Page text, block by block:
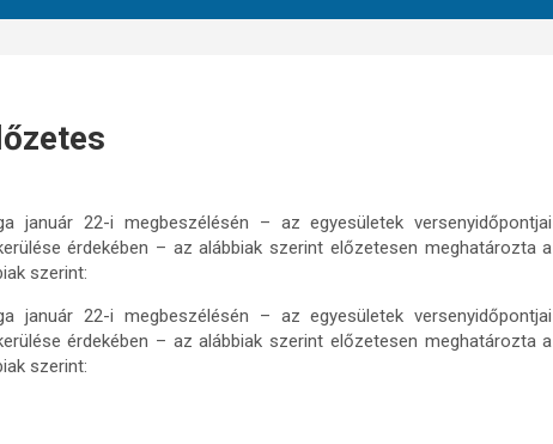
január 22-i megbeszélésén – az egyesületek versenyidőpontjai
érdekében – az alábbiak szerint előzetesen meghatározta a
szerint:
január 22-i megbeszélésén – az egyesületek versenyidőpontjai
érdekében – az alábbiak szerint előzetesen meghatározta a
szerint: